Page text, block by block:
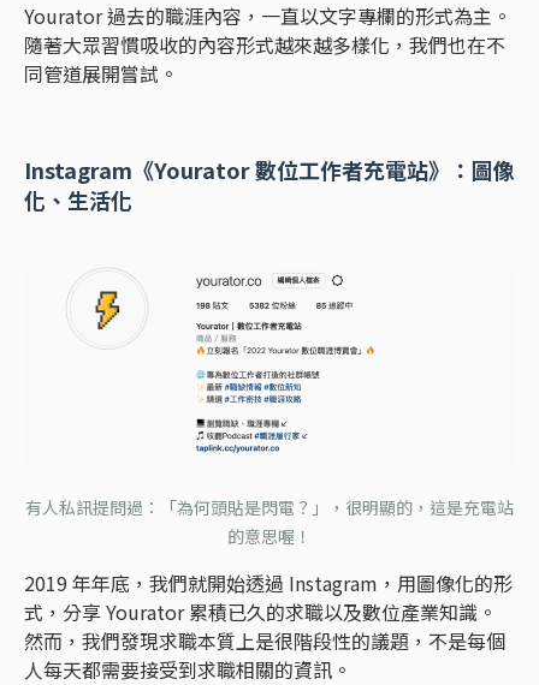
Yourator 過去的職涯內容，一直以文字專欄的形式為主。
隨著大眾習慣吸收的內容形式越來越多樣化，我們也在不
同管道展開嘗試。
Instagram《Yourator 數位工作者充電站》：圖像
化、生活化
有人私訊提問過：「為何頭貼是閃電？」，很明顯的，這是充電站
的意思喔！
2019 年年底，我們就開始透過 Instagram，用圖像化的形
式，分享 Yourator 累積已久的求職以及數位產業知識。
然而，我們發現求職本質上是很階段性的議題，不是每個
人每天都需要接受到求職相關的資訊。